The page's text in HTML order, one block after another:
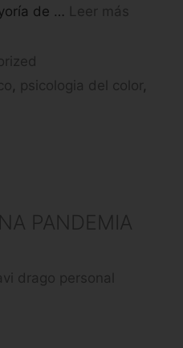
de … Leer más
, psicologia del color,
PANDEMIA
drago personal